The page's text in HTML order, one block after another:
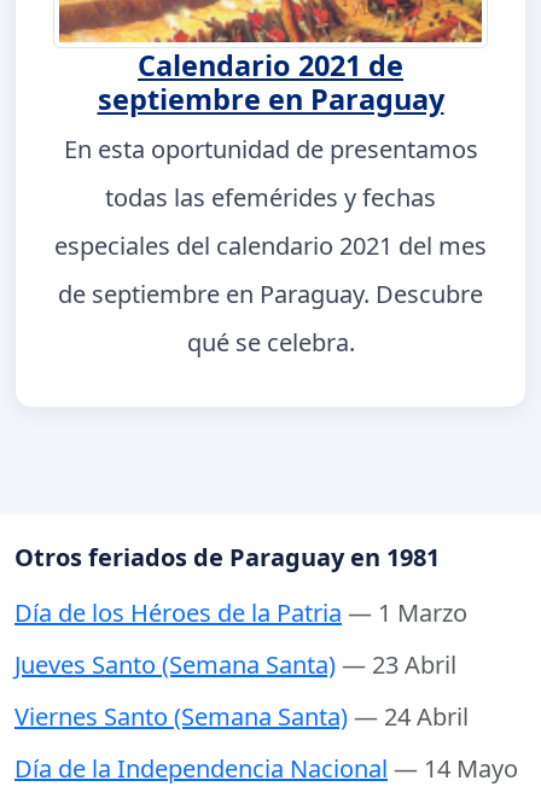
Calendario 2021 de
septiembre en Paraguay
En esta oportunidad de presentamos
todas las efemérides y fechas
especiales del calendario 2021 del mes
de septiembre en Paraguay. Descubre
qué se celebra.
Otros feriados de Paraguay en 1981
Día de los Héroes de la Patria — 1 Marzo
Jueves Santo (Semana Santa)— 23 Abril
Viernes Santo (Semana Santa)— 24 Abril
Día de la Independencia Nacional — 14 Mayo